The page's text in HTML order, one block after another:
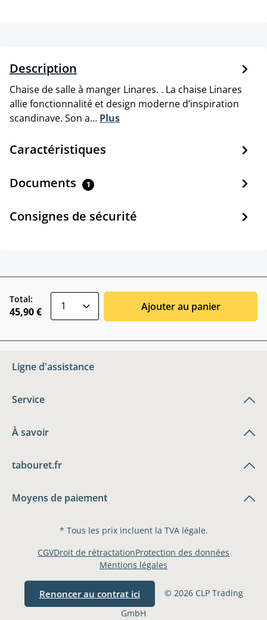
Description
Chaise de salle à manger Linares. . La chaise Linares
allie fonctionnalité et design moderne d’inspiration
scandinave. Son a… Plus
Caractéristiques
Documents 1
Consignes de sécurité
Total:
45,90 € Ajouter au panier
Ligne d'assistance
Service
À savoir
tabouret.fr
Moyens de paiement
* Tous les prix incluent la TVA légale.
Renoncer au contrat ici
© 2026 CLP Trading
GmbH
CGVDroit de rétractationProtection des données
Mentions légales